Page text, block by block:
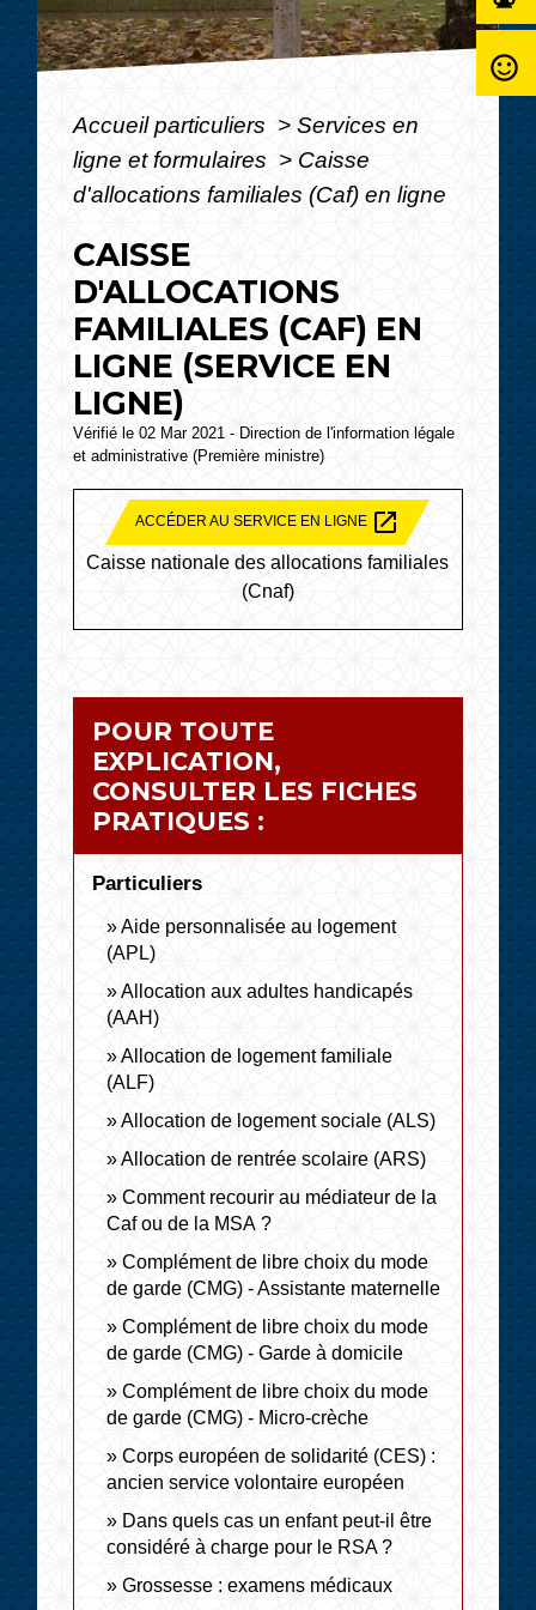
Accueil particuliers > Services en
ligne et formulaires > Caisse
d'allocations familiales (Caf) en ligne
CAISSE
D'ALLOCATIONS
FAMILIALES (CAF) EN
LIGNE (SERVICE EN
LIGNE)
Vérifié le 02 Mar 2021 - Direction de l'information légale
et administrative (Première ministre)
ACCÉDER AU SERVICE EN LIGNE open_in_new
Caisse nationale des allocations familiales
(Cnaf)
POUR TOUTE
EXPLICATION,
CONSULTER LES FICHES
PRATIQUES :
Particuliers
Aide personnalisée au logement
(APL)
Allocation aux adultes handicapés
(AAH)
Allocation de logement familiale
(ALF)
Allocation de logement sociale (ALS)
Allocation de rentrée scolaire (ARS)
Comment recourir au médiateur de la
Caf ou de la MSA ?
Complément de libre choix du mode
de garde (CMG) - Assistante maternelle
Complément de libre choix du mode
de garde (CMG) - Garde à domicile
Complément de libre choix du mode
de garde (CMG) - Micro-crèche
Corps européen de solidarité (CES) :
ancien service volontaire européen
Dans quels cas un enfant peut-il être
considéré à charge pour le RSA ?
Grossesse : examens médicaux
sentiment_satisfied_alt